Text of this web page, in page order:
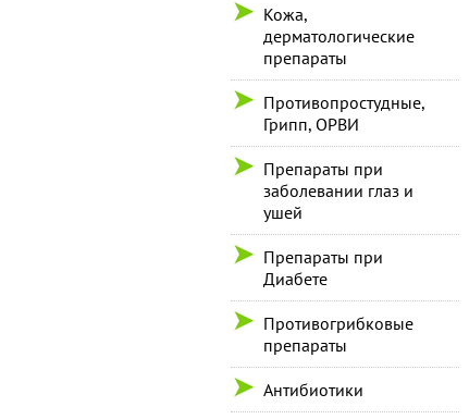
Кожа,
дерматологические
препараты
Противопростудные,
Грипп, ОРВИ
Препараты при
заболевании глаз и
ушей
Препараты при
Диабете
Противогрибковые
препараты
Антибиотики